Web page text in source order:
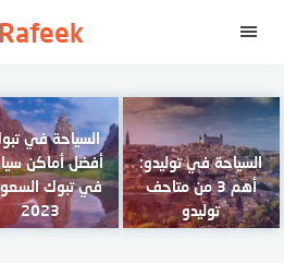
القائمة Rafeek
السياحة في توليدو:
أهم 3 من متاحف
توليدو
السياحة في
أفضل أماكن
في تبوك
2023